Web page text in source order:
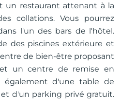
un restaurant attenant à la
collations. Vous pourrez
l'un des bars de l'hôtel.
des piscines extérieure et
de bien-être proposant
un centre de remise en
également d'une table de
d'un parking privé gratuit.